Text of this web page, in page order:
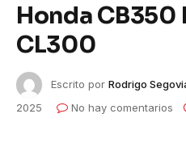
Honda CB350
CL300
Escrito por Rodrigo
2025
No hay comentarios